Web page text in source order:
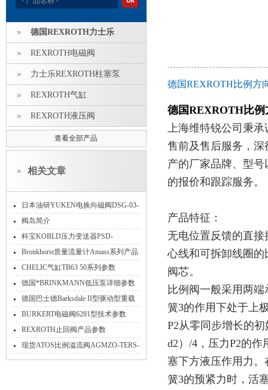
德国REXROTH力士乐
REXROTH电磁阀
力士乐REXROTH柱塞泵
REXROTH气缸
REXROTH液压阀
查看全部产品
相关文章
日本油研YUKEN电换向磁阀DSG-03-
2B2-D24-N-50现货
阀岛简介
科宝KOBLD压力变送器PSD-
433R2C440技术参数
Bronkhorst质量流量计Amass系列产品
介绍
CHELIC气缸TB63 50系列参数
德国*BRINKMANN低压泵详细参数
德国巴士德Barksdale II型驱动型重载
阀型号说明
BURKERT电磁阀6281型技术参数
REXROTH止回阀产品参数
现货ATOS比例溢流阀AGMZO-TERS-
PS-10/210/1
德国REXROTH比例方
德国REXROTH比例
上海维特锐公司秉
售前及售后服务，
产的厂家品牌、型
的报价和跟踪服务。
产品特征：
无电位置反馈的直
心线和可拆卸线圈的
阀芯。
比例阀一般采用两
簧3的作用下处于上
P2从零同步增长的
d2）/4，压力P2的
塞下方液压作用力。
簧3的预紧力时，活